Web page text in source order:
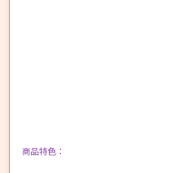
商品特色：